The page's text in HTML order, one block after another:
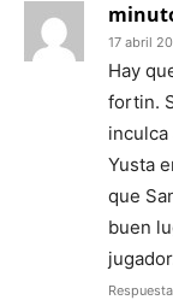
17 abril
Hay
fortin.
Yusta
que
buen
Respuesta